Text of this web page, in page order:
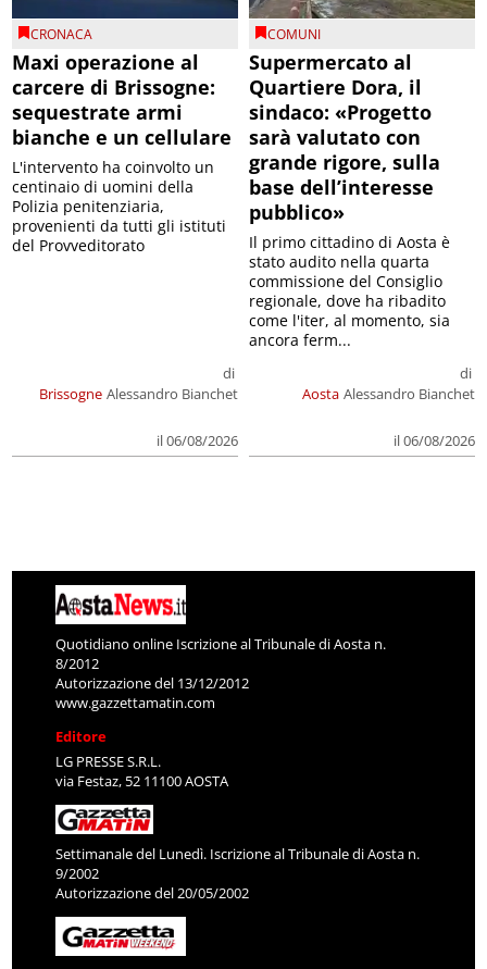
CRONACA
Maxi operazione al
carcere di Brissogne:
sequestrate armi
bianche e un cellulare
Brissogne
di
Alessandro Bianchet
il 06/08/2026
L'intervento ha coinvolto un
centinaio di uomini della
Polizia penitenziaria,
provenienti da tutti gli istituti
del Provveditorato
COMUNI
Supermercato al
Quartiere Dora, il
sindaco: «Progetto
sarà valutato con
grande rigore, sulla
base dell’interesse
pubblico»
Aosta
di
Alessandro Bianchet
il 06/08/2026
Il primo cittadino di Aosta è
stato audito nella quarta
commissione del Consiglio
regionale, dove ha ribadito
come l'iter, al momento, sia
ancora ferm...
Quotidiano online Iscrizione al Tribunale di Aosta n.
8/2012
Autorizzazione del 13/12/2012
www.gazzettamatin.com
Editore
LG PRESSE S.R.L.
via Festaz, 52 11100 AOSTA
Settimanale del Lunedì. Iscrizione al Tribunale di Aosta n.
9/2002
Autorizzazione del 20/05/2002